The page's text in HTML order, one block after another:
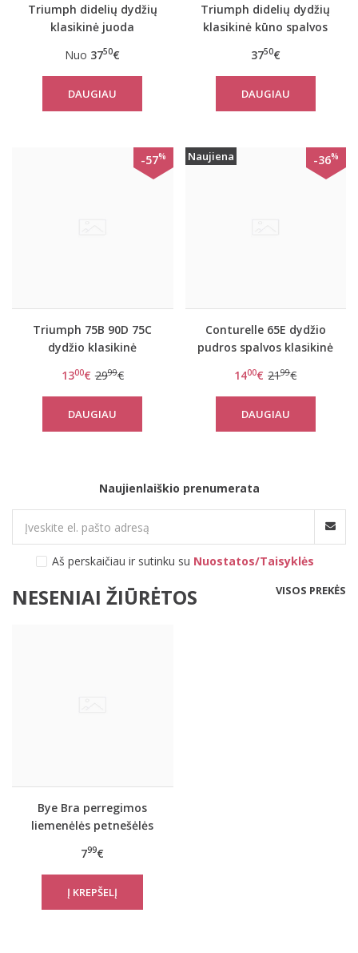
Triumph didelių dydžių
klasikinė juoda
Nuo 3750€
DAUGIAU
Triumph didelių dydžių
klasikinė kūno spalvos
3750€
DAUGIAU
-57%
Triumph 75B 90D 75C
dydžio klasikinė
Doreen
1300€ 2999€
DAUGIAU
Naujiena -36%
Conturelle 65E dydžio
pudros spalvos klasikinė
Felina
1400€ 2199€
DAUGIAU
Naujienlaiškio prenumerata
Aš perskaičiau ir sutinku su Nuostatos/Taisyklės
NESENIAI ŽIŪRĖTOS VISOS PREKĖS
Bye Bra perregimos
liemenėlės petnešėlės
799€